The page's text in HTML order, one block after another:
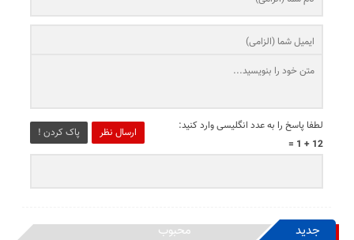
ارسال نظر پاک کردن !
لطفا پاسخ را به عدد انگلیسی وارد کنید:
12 + 1 =
جدید محبوب